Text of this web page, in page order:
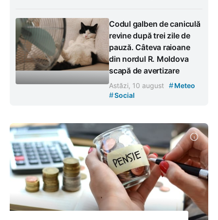
Codul galben de caniculă
revine după trei zile de
pauză. Câteva raioane
din nordul R. Moldova
scapă de avertizare
Astăzi, 10 august #Meteo
#Social